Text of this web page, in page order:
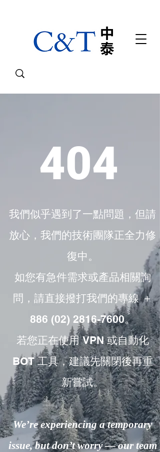
404
我們似乎遇到了一點問題，但請
放心，我們的技術團隊正全力修
復中。
如您有急件需求或產品相關詢
問，請直接撥打我們的專線 ＋
886 (02) 2816-7600。
若您正在使用 VPN 或自動化
BOT 工具，建議先關閉後再重
新嘗試。
We’re experiencing a temporary
issue, but don’t worry — our team